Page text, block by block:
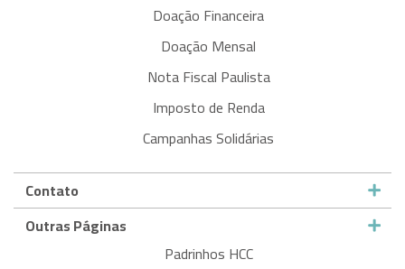
Doação Financeira
Doação Mensal
Nota Fiscal Paulista
Imposto de Renda
Campanhas Solidárias
Contato
Outras Páginas
Padrinhos HCC